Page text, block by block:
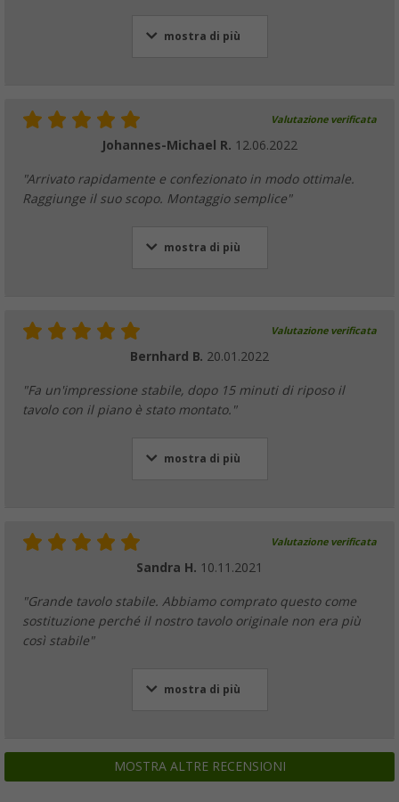
mostra di più
Valutazione verificata
Johannes-Michael R. 12.06.2022
"Arrivato rapidamente e confezionato in modo ottimale.
Raggiunge il suo scopo. Montaggio semplice"
mostra di più
Valutazione verificata
Bernhard B. 20.01.2022
"Fa un'impressione stabile, dopo 15 minuti di riposo il
tavolo con il piano è stato montato."
mostra di più
Valutazione verificata
Sandra H. 10.11.2021
"Grande tavolo stabile. Abbiamo comprato questo come
sostituzione perché il nostro tavolo originale non era più
così stabile"
mostra di più
MOSTRA ALTRE RECENSIONI